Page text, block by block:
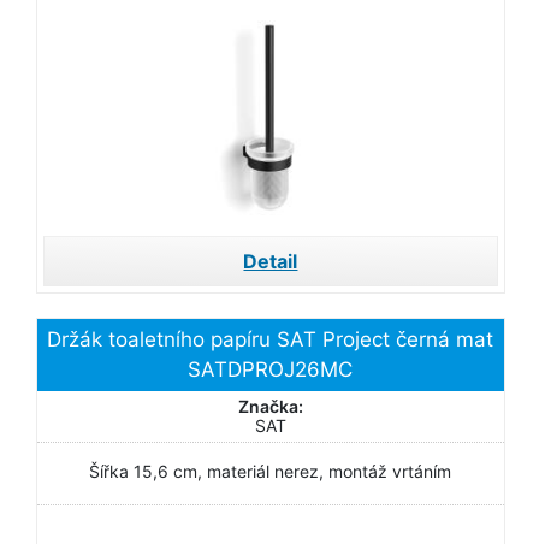
Detail
Držák toaletního papíru SAT Project černá mat
SATDPROJ26MC
Značka:
SAT
Šířka 15,6 cm, materiál nerez, montáž vrtáním